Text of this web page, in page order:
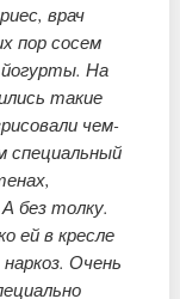
врач
пор сосем
На
такие
чем-
без толку.
ей в кресле
Очень